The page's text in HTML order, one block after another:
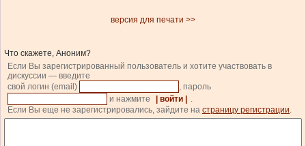
версия для печати >>
Что скажете, Аноним?
Если Вы зарегистрированный пользователь и хотите участвовать в
дискуссии — введите
свой логин (email)
, пароль
и нажмите
| войти |
.
Если Вы еще не зарегистрировались, зайдите на страницу регистрации.